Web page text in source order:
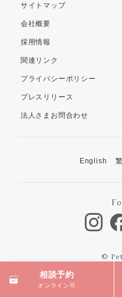
相談予約
オンライン可
サイトマップ
会社概要
採用情報
関連リンク
プライバシーポリシー
プレスリリース
法人さまお問合わせ
English
©